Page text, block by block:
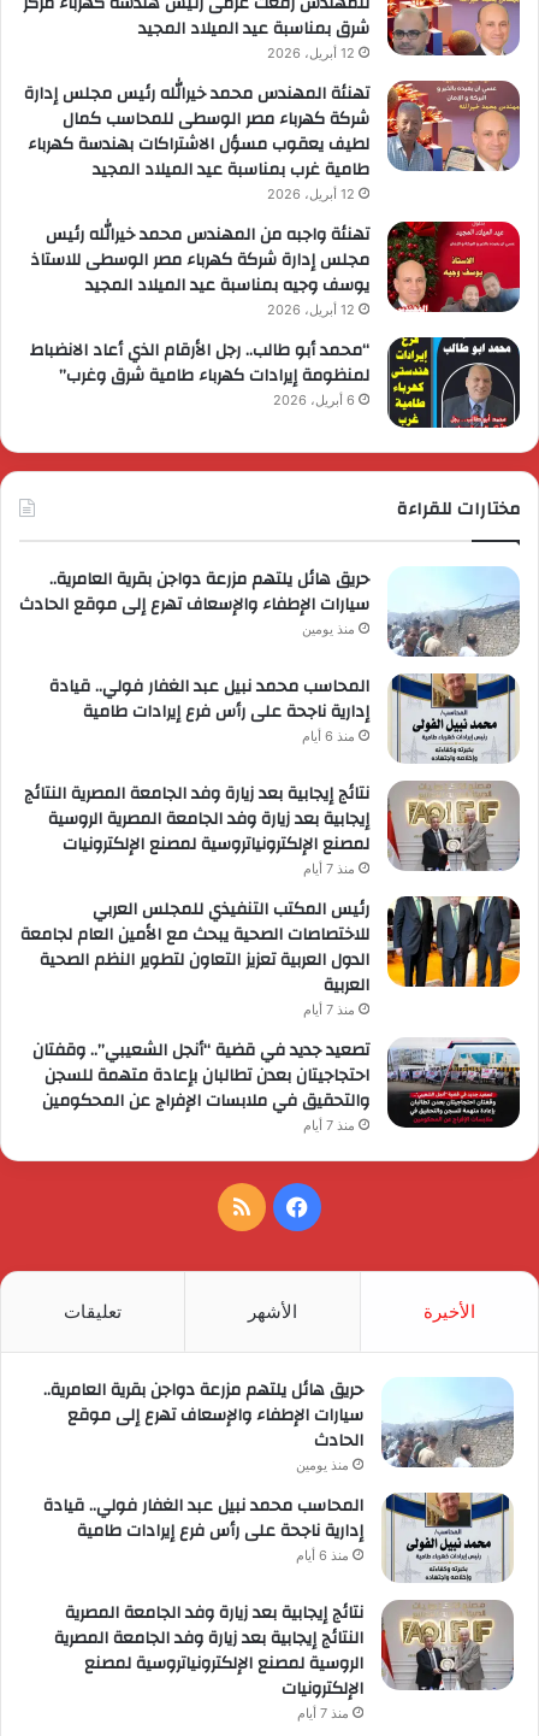
شرق بمناسبة عيد الميلاد المجيد
12 أبريل، 2026
تهنئة المهندس محمد خيرالله رئيس مجلس إدارة
شركة كهرباء مصر الوسطى للمحاسب كمال
لطيف يعقوب مسؤل الاشتراكات بهندسة كهرباء
طامية غرب بمناسبة عيد الميلاد المجيد
12 أبريل، 2026
تهنئة واجبه من المهندس محمد خيرالله رئيس
مجلس إدارة شركة كهرباء مصر الوسطى للاستاذ
يوسف وجيه بمناسبة عيد الميلاد المجيد
12 أبريل، 2026
“محمد أبو طالب.. رجل الأرقام الذي أعاد الانضباط
لمنظومة إيرادات كهرباء طامية شرق وغرب”
6 أبريل، 2026
مختارات للقراءة
حريق هائل يلتهم مزرعة دواجن بقرية العامرية..
سيارات الإطفاء والإسعاف تهرع إلى موقع الحادث
منذ يومين
المحاسب محمد نبيل عبد الغفار فولي.. قيادة
إدارية ناجحة على رأس فرع إيرادات طامية
منذ 6 أيام
نتائج إيجابية بعد زيارة وفد الجامعة المصرية النتائج
إيجابية بعد زيارة وفد الجامعة المصرية الروسية
لمصنع الإلكترونياتروسية لمصنع الإلكترونيات
منذ 7 أيام
رئيس المكتب التنفيذي للمجلس العربي
للاختصاصات الصحية يبحث مع الأمين العام لجامعة
الدول العربية تعزيز التعاون لتطوير النظم الصحية
العربية
منذ 7 أيام
تصعيد جديد في قضية “أنجل الشعيبي”.. وقفتان
احتجاجيتان بعدن تطالبان بإعادة متهمة للسجن
والتحقيق في ملابسات الإفراج عن المحكومين
منذ 7 أيام
فيسبوكملخص
الأخيرة الأشهر تعليقات
حريق هائل يلتهم مزرعة دواجن بقرية العامرية..
سيارات الإطفاء والإسعاف تهرع إلى موقع
الحادث
منذ يومين
المحاسب محمد نبيل عبد الغفار فولي.. قيادة
إدارية ناجحة على رأس فرع إيرادات طامية
منذ 6 أيام
نتائج إيجابية بعد زيارة وفد الجامعة المصرية
النتائج إيجابية بعد زيارة وفد الجامعة المصرية
الروسية لمصنع الإلكترونياتروسية لمصنع
الإلكترونيات
منذ 7 أيام